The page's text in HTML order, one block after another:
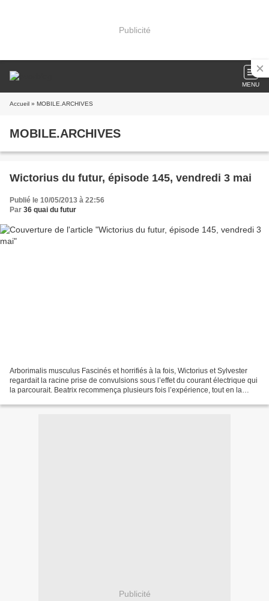
Publicité
MENU
Accueil » MOBILE.ARCHIVES
MOBILE.ARCHIVES
Wictorius du futur, épisode 145, vendredi 3 mai
Publié le 10/05/2013 à 22:56
Par 36 quai du futur
Arborimalis musculus Fascinés et horrifiés à la fois, Wictorius et Sylvester
regardait la racine prise de convulsions sous l’effet du courant électrique qui
la parcourait. Beatrix recommença plusieurs fois l’expérience, tout en la
Publicité